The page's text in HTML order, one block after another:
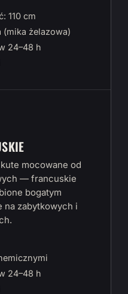
110 cm
(mika żelazowa)
24–48 h
mocowane od
— francuskie
bogatym
na zabytkowych i
24–48 h